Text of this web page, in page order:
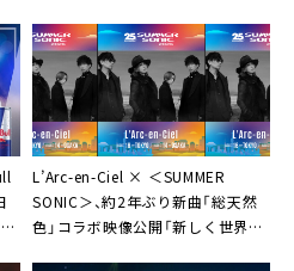
L’Arc-en-Ciel × ＜SUMMER
SONIC＞、約2年ぶり新曲「総天然
色」コラボ映像公開「新しく世界が